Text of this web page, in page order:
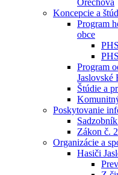
Orechová
Koncepcie a
Program
obce
Program
Jaslovské
Štúdie a
Poskytovanie
Zákon č.
Organizácie a
Hasiči